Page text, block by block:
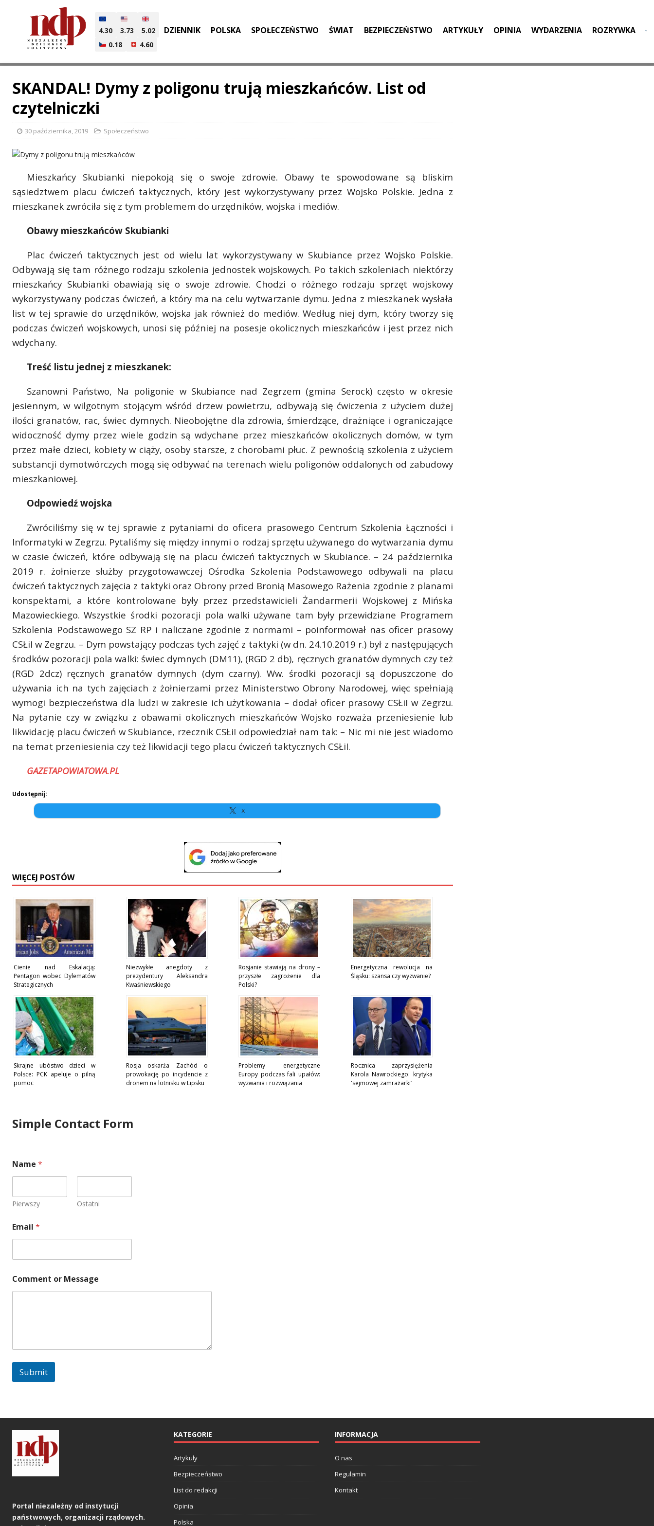
4.30 3.73
5.02
0.18
4.60
DZIENNIK POLSKA SPOŁECZEŃSTWO ŚWIAT BEZPIECZEŃSTWO ARTYKUŁY OPINIA WYDARZENIA ROZRYWKA
SKANDAL! Dymy z poligonu trują mieszkańców. List od
czytelniczki
30 października, 2019 Społeczeństwo
Mieszkańcy Skubianki niepokoją się o swoje zdrowie. Obawy te spowodowane są bliskim
sąsiedztwem placu ćwiczeń taktycznych, który jest wykorzystywany przez Wojsko Polskie. Jedna z
mieszkanek zwróciła się z tym problemem do urzędników, wojska i mediów.
Obawy mieszkańców Skubianki
Plac ćwiczeń taktycznych jest od wielu lat wykorzystywany w Skubiance przez Wojsko Polskie.
Odbywają się tam różnego rodzaju szkolenia jednostek wojskowych. Po takich szkoleniach niektórzy
mieszkańcy Skubianki obawiają się o swoje zdrowie. Chodzi o różnego rodzaju sprzęt wojskowy
wykorzystywany podczas ćwiczeń, a który ma na celu wytwarzanie dymu. Jedna z mieszkanek wysłała
list w tej sprawie do urzędników, wojska jak również do mediów. Według niej dym, który tworzy się
podczas ćwiczeń wojskowych, unosi się później na posesje okolicznych mieszkańców i jest przez nich
wdychany.
Treść listu jednej z mieszkanek:
Szanowni Państwo, Na poligonie w Skubiance nad Zegrzem (gmina Serock) często w okresie
jesiennym, w wilgotnym stojącym wśród drzew powietrzu, odbywają się ćwiczenia z użyciem dużej
ilości granatów, rac, świec dymnych. Nieobojętne dla zdrowia, śmierdzące, drażniące i ograniczające
widoczność dymy przez wiele godzin są wdychane przez mieszkańców okolicznych domów, w tym
przez małe dzieci, kobiety w ciąży, osoby starsze, z chorobami płuc. Z pewnością szkolenia z użyciem
substancji dymotwórczych mogą się odbywać na terenach wielu poligonów oddalonych od zabudowy
mieszkaniowej.
Odpowiedź wojska
Zwróciliśmy się w tej sprawie z pytaniami do oficera prasowego Centrum Szkolenia Łączności i
Informatyki w Zegrzu. Pytaliśmy się między innymi o rodzaj sprzętu używanego do wytwarzania dymu
w czasie ćwiczeń, które odbywają się na placu ćwiczeń taktycznych w Skubiance. – 24 października
2019 r. żołnierze służby przygotowawczej Ośrodka Szkolenia Podstawowego odbywali na placu
ćwiczeń taktycznych zajęcia z taktyki oraz Obrony przed Bronią Masowego Rażenia zgodnie z planami
konspektami, a które kontrolowane były przez przedstawicieli Żandarmerii Wojskowej z Mińska
Mazowieckiego. Wszystkie środki pozoracji pola walki używane tam były przewidziane Programem
Szkolenia Podstawowego SZ RP i naliczane zgodnie z normami – poinformował nas oficer prasowy
CSŁiI w Zegrzu. – Dym powstający podczas tych zajęć z taktyki (w dn. 24.10.2019 r.) był z następujących
środków pozoracji pola walki: świec dymnych (DM11), (RGD 2 db), ręcznych granatów dymnych czy też
(RGD 2dcz) ręcznych granatów dymnych (dym czarny). Ww. środki pozoracji są dopuszczone do
używania ich na tych zajęciach z żołnierzami przez Ministerstwo Obrony Narodowej, więc spełniają
wymogi bezpieczeństwa dla ludzi w zakresie ich użytkowania – dodał oficer prasowy CSŁiI w Zegrzu.
Na pytanie czy w związku z obawami okolicznych mieszkańców Wojsko rozważa przeniesienie lub
likwidację placu ćwiczeń w Skubiance, rzecznik CSŁiI odpowiedział nam tak: – Nic mi nie jest wiadomo
na temat przeniesienia czy też likwidacji tego placu ćwiczeń taktycznych CSŁiI.
GAZETAPOWIATOWA.PL
Udostępnij:
X
WIĘCEJ POSTÓW
Cienie nad Eskalacją:
Pentagon wobec Dylematów
Strategicznych
Niezwykłe anegdoty z
prezydentury Aleksandra
Kwaśniewskiego
Rosjanie stawiają na drony –
przyszłe zagrożenie dla
Polski?
Energetyczna rewolucja na
Śląsku: szansa czy wyzwanie?
Skrajne ubóstwo dzieci w
Polsce: PCK apeluje o pilną
pomoc
Rosja oskarża Zachód o
prowokację po incydencie z
dronem na lotnisku w Lipsku
Problemy energetyczne
Europy podczas fali upałów:
wyzwania i rozwiązania
Rocznica zaprzysiężenia
Karola Nawrockiego: krytyka
'sejmowej zamrażarki’
Simple Contact Form
Name *
Pierwszy Ostatni
N
a
e
o
m
m
Email *
Comment or Message
Submit
Portal niezależny od instytucji
państwowych, organizacji rządowych.
KATEGORIE
Artykuły
Bezpieczeństwo
List do redakcji
Opinia
Polska
INFORMACJA
O nas
Regulamin
Kontakt